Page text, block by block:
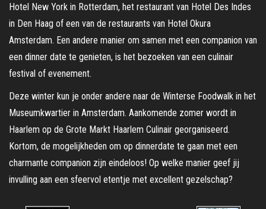
Hotel New York in Rotterdam, het restaurant van Hotel Des Indes
in Den Haag of een van de restaurants van Hotel Okura
Amsterdam. Een andere manier om samen met een companion van
een dinner date te genieten, is het bezoeken van een culinair
festival of evenement.
Deze winter kun je onder andere naar de Winterse Foodwalk in het
Museumkwartier in Amsterdam. Aankomende zomer wordt in
Haarlem op de Grote Markt Haarlem Culinair georganiseerd.
Kortom, de mogelijkheden om op dinnerdate te gaan met een
charmante companion zijn eindeloos! Op welke manier geef jij
invulling aan een sfeervol etentje met excellent gezelschap?